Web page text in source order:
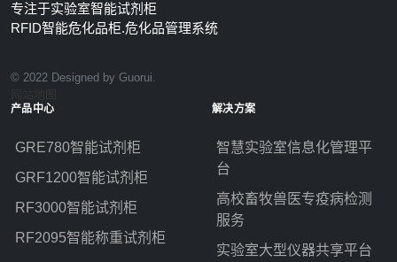
专注于实验室智能试剂柜
RFID智能危化品柜.危化品管理系统
© 2022 Designed by Guorui.
产品中心
GRE780智能试剂柜
GRF1200智能试剂柜
RF3000智能试剂柜
RF2095智能称重试剂柜
解决方案
智慧实验室信息化管理平
台
高校畜牧兽医专疫病检测
服务
实验室大型仪器共享平台